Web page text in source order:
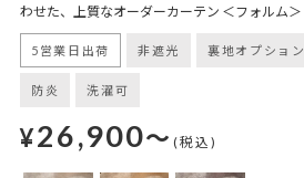
わせた、上質なオーダーカーテン ＜フォルム＞
5営業日出荷 非遮光 裏地オプション
防炎 洗濯可
¥26,900～ (税込)